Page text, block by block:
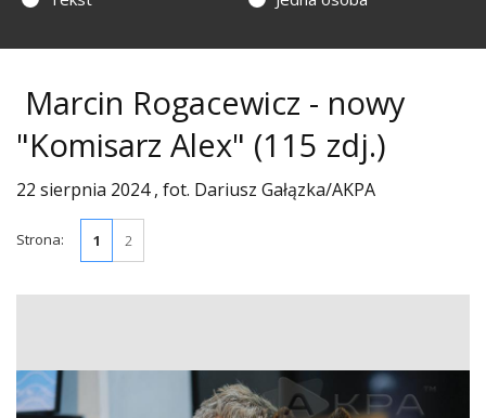
Marcin Rogacewicz - nowy
"Komisarz Alex" (115 zdj.)
22 sierpnia 2024 , fot. Dariusz Gałązka/AKPA
Strona: 1 2